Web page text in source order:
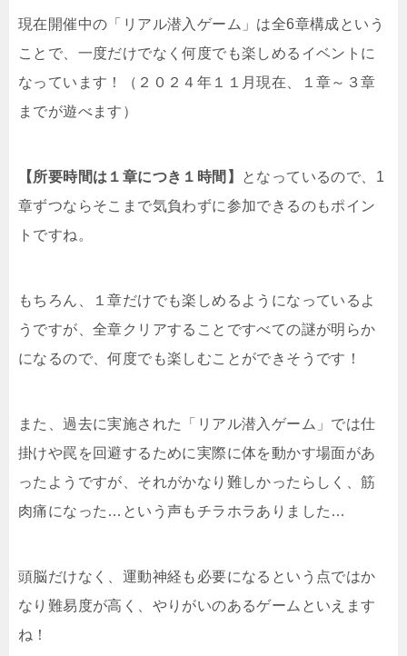
現在開催中の「リアル潜入ゲーム」は全6章構成という
ことで、一度だけでなく何度でも楽しめるイベントに
なっています！（２０２４年１１月現在、１章～３章
までが遊べます）
【所要時間は１章につき１時間】
となっているので、1
章ずつならそこまで気負わずに参加できるのもポイン
トですね。
もちろん、１章だけでも楽しめるようになっているよ
うですが、全章クリアすることですべての謎が明らか
になるので、何度でも楽しむことができそうです！
また、過去に実施された「リアル潜入ゲーム」では仕
掛けや罠を回避するために実際に体を動かす場面があ
ったようですが、それがかなり難しかったらしく、筋
肉痛になった…という声もチラホラありました…
頭脳だけなく、運動神経も必要になるという点ではか
なり難易度が高く、やりがいのあるゲームといえます
ね！